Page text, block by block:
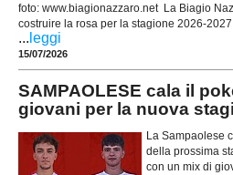
foto: www.biagionazzaro.net La Biagio
costruire la rosa per la stagione 2026-
... leggi
15/07/2026
SAMPAOLESE cala il
giovani per la nuova
La Sampaolese
della prossima
con un mix di